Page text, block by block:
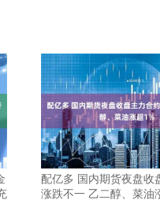
配亿多 国内期货夜盘收
涨跌不一 乙二醇、菜油